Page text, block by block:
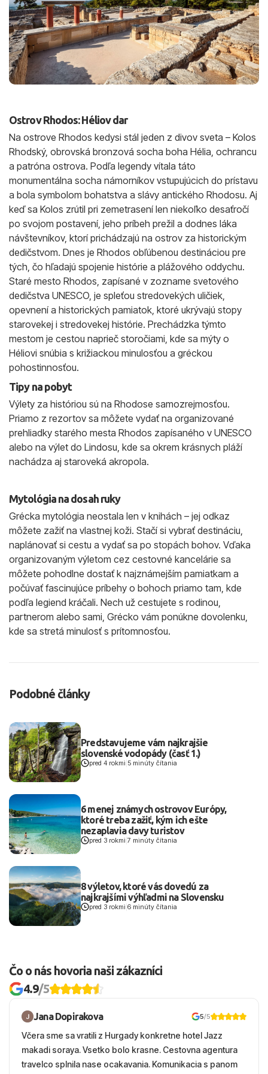
Ostrov Rhodos: Héliov dar
Na ostrove Rhodos kedysi stál jeden z divov sveta – Kolos
Rhodský, obrovská bronzová socha boha Hélia, ochrancu
a patróna ostrova. Podľa legendy vítala táto
monumentálna socha námorníkov vstupujúcich do prístavu
a bola symbolom bohatstva a slávy antického Rhodosu. Aj
keď sa Kolos zrútil pri zemetrasení len niekoľko desaťročí
po svojom postavení, jeho príbeh prežil a dodnes láka
návštevníkov, ktorí prichádzajú na ostrov za historickým
dedičstvom. Dnes je Rhodos obľúbenou destináciou pre
tých, čo hľadajú spojenie histórie a plážového oddychu.
Staré mesto Rhodos, zapísané v zozname svetového
dedičstva UNESCO, je spleťou stredovekých uličiek,
opevnení a historických pamiatok, ktoré ukrývajú stopy
starovekej i stredovekej histórie. Prechádzka týmto
mestom je cestou naprieč storočiami, kde sa mýty o
Héliovi snúbia s križiackou minulosťou a gréckou
pohostinnosťou.
Tipy na pobyt
Výlety za históriou sú na Rhodose samozrejmosťou.
Priamo z rezortov sa môžete vydať na organizované
prehliadky starého mesta Rhodos zapísaného v UNESCO
alebo na výlet do Lindosu, kde sa okrem krásnych pláží
nachádza aj staroveká akropola.
Mytológia na dosah ruky
Grécka mytológia neostala len v knihách – jej odkaz
môžete zažiť na vlastnej koži. Stačí si vybrať destináciu,
naplánovať si cestu a vydať sa po stopách bohov. Vďaka
organizovaným výletom cez cestovné kancelárie sa
môžete pohodlne dostať k najznámejším pamiatkam a
počúvať fascinujúce príbehy o bohoch priamo tam, kde
podľa legiend kráčali. Nech už cestujete s rodinou,
partnerom alebo sami, Grécko vám ponúkne dovolenku,
kde sa stretá minulosť s prítomnosťou.
Podobné články
Predstavujeme vám najkrajšie
slovenské vodopády (časť 1.)
pred 4 rokmi 5 minúty čítania
6 menej známych ostrovov Európy,
ktoré treba zažiť, kým ich ešte
nezaplavia davy turistov
pred 3 rokmi |7 minúty čítania
8 výletov, ktoré vás dovedú za
najkrajšími výhľadmi na Slovensku
pred 3 rokmi 6 minúty čítania
Čo o nás hovoria naši zákazníci
4.9/5
Jana Dopirakova 5/5
Včera sme sa vratili z Hurgady konkretne hotel Jazz
makadi soraya. Vsetko bolo krasne. Cestovna agentura
travelco splnila nase ocakavania. Komunikacia s panom